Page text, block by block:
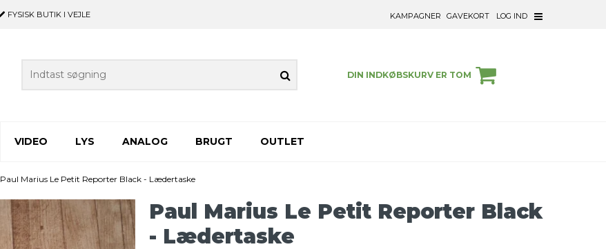
FYSISK BUTIK I VEJLE KAMPAGNER GAVEKORT LOG IND
DIN INDKØBSKURV ER TOM
VIDEO LYS ANALOG BRUGT OUTLET
Paul Marius Le Petit Reporter Black - Lædertaske
Paul Marius Le Petit Reporter Black
- Lædertaske